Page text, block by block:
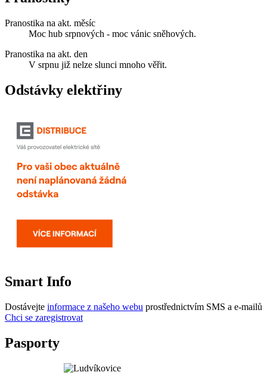
Pranostika na akt. měsíc
Moc hub srpnových - moc vánic sněhových.
Pranostika na akt. den
V srpnu již nelze slunci mnoho věřit.
Odstávky elektřiny
Smart Info
Dostávejte informace z našeho webu prostřednictvím SMS a e-mailů
Chci se zaregistrovat
Pasporty